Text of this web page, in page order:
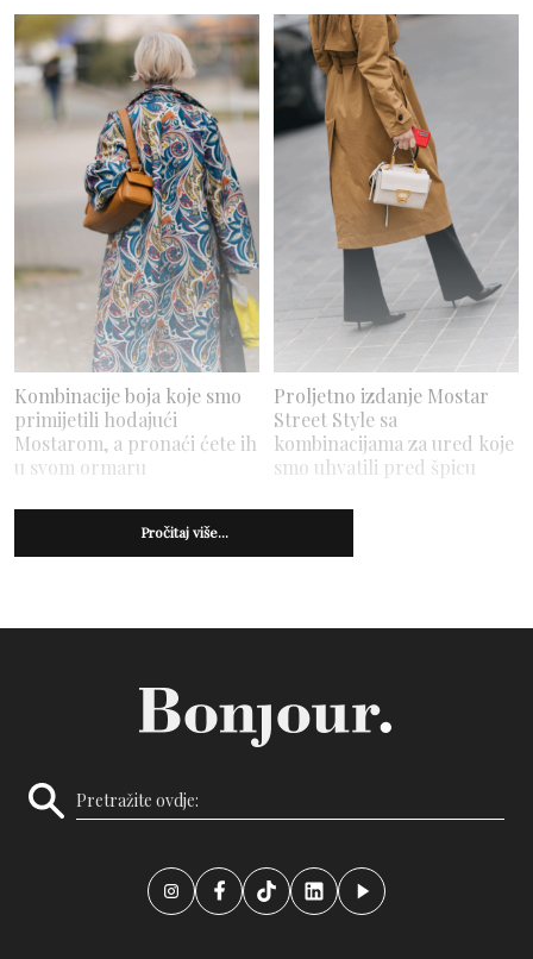
Kombinacije boja koje smo
primijetili hodajući
Mostarom, a pronaći ćete ih
u svom ormaru
Proljetno izdanje Mostar
Street Style sa
kombinacijama za ured koje
smo uhvatili pred špicu
Pročitaj više...